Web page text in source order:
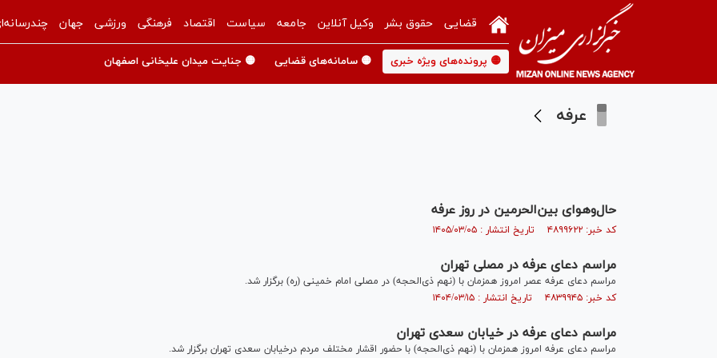
قضایی حقوق بشر وکیل آنلاین جامعه سیاست اقتصاد فرهنگی ورزشی جهان
🟡 پرونده‌های ویژه خبری 🟡 سامانه‌های قضایی 🟡 جنایت میدان علیخانی اصفهان
عرفه
حال‌وهوای بین‌الحرمین در روز عرفه
کد خبر: ۴۸۹۹۶۲۲ تاریخ انتشار : ۱۴۰۵/۰۳/۰۵
مراسم دعای عرفه در مصلی تهران
مراسم دعای عرفه عصر امروز همزمان با (نهم ذی‌الحجه) در مصلی امام خمینی (ره) برگزار شد.
کد خبر: ۴۸۳۹۹۴۵ تاریخ انتشار : ۱۴۰۴/۰۳/۱۵
مراسم دعای عرفه در خیابان سعدی تهران
مراسم دعای عرفه امروز همزمان با (نهم ذی‌الحجه) با حضور اقشار مختلف مردم درخیابان سعدی تهران برگزار شد.